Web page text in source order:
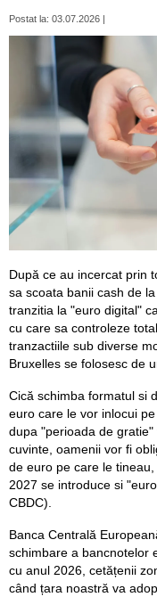
Postat la: 03.07.2026 |
După ce au incercat prin
sa scoata banii cash de
tranzitia la "euro digital"
cu care sa controleze
tranzactiile sub diverse
Bruxelles se folosesc de
Cică schimba formatul si
euro care le vor inlocui
dupa "perioada de
cuvinte, oamenii vor fi
de euro pe care le
2027 se introduce si
CBDC).
Banca Centrală
schimbare a bancnotelor
cu anul 2026, cetățenii
când țara noastră va